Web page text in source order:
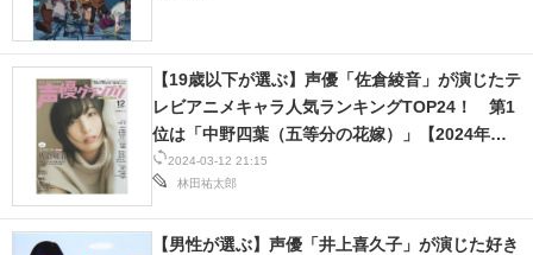
2024-03-12 21:15
林田祐太郎
【19歳以下が選ぶ】声優「佐倉綾音」が演じたテ
レビアニメキャラ人気ランキングTOP24！ 第1
位は「中野四葉（五等分の花嫁）」【2024年最
新投票結果】
【男性が選ぶ】声優「井上喜久子」が演じた好き